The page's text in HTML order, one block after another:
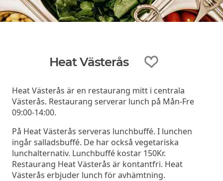
Heat Västerås
Heat Västerås är en restaurang mitt i centrala
Västerås. Restaurang serverar lunch på Mån-Fre
09:00-14:00.
På Heat Västerås serveras lunchbuffé. I lunchen
ingår salladsbuffé. De har också vegetariska
lunchalternativ. Lunchbuffé kostar 150Kr.
Restaurang Heat Västerås är kontantfri. Heat
Västerås erbjuder lunch för avhämtning.